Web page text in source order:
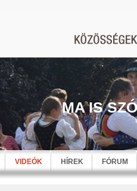
MA IS
VIDEÓK HÍREK FÓRUM